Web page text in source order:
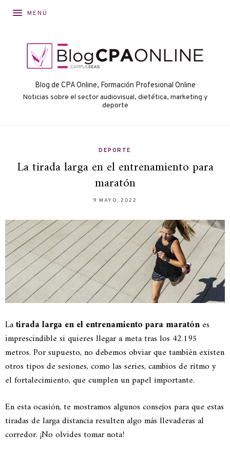
MENÚ
Blog de CPA Online, Formación Profesional Online
Noticias sobre el sector audiovisual, dietética, marketing y
deporte
DEPORTE
La tirada larga en el entrenamiento para
maratón
9 MAYO, 2022
Latirada larga en el entrenamiento para maratónes
imprescindible si quieres llegar a meta tras los 42.195
metros. Por supuesto, no debemos obviar que también existen
otros tipos de sesiones, como las series, cambios de ritmo y
el fortalecimiento, que cumplen un papel importante.
En esta ocasión, te mostramos algunos consejos para que estas
tiradas de larga distancia resulten algo más llevaderas al
corredor. ¡No olvides tomar nota!